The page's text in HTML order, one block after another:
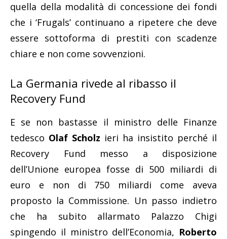
quella della modalità di concessione dei fondi
che i ‘Frugals’ continuano a ripetere che deve
essere sottoforma di prestiti con scadenze
chiare e non come sovvenzioni.
La Germania rivede al ribasso il
Recovery Fund
E se non bastasse il ministro delle Finanze
tedesco Olaf Scholz ieri ha insistito perché il
Recovery Fund messo a disposizione
dell’Unione europea fosse di 500 miliardi di
euro e non di 750 miliardi come aveva
proposto la Commissione. Un passo indietro
che ha subito allarmato Palazzo Chigi
spingendo il ministro dell’Economia, Roberto